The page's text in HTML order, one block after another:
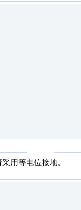
用等电位接地。